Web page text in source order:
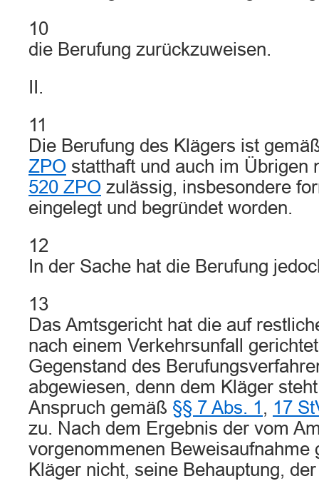
10
die Berufung zurückzuweisen.
II.
11
Die Berufung des Klägers ist
ZPO statthaft und auch im Übrigen
520 ZPO zulässig, insbesondere
eingelegt und begründet worden.
12
In der Sache hat die Berufung
13
Das Amtsgericht hat die auf
nach einem Verkehrsunfall
Gegenstand des
abgewiesen, denn dem Kläger
Anspruch gemäß §§ 7 Abs. 1 , 17
zu. Nach dem Ergebnis der vom
vorgenommenen Beweisaufnahme
Kläger nicht, seine Behauptung,